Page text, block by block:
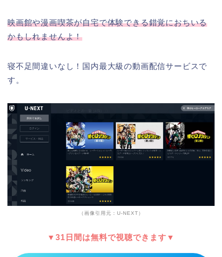
映画館や漫画喫茶が自宅で体験できる錯覚におちいる
かもしれませんよ！
寝不足間違いなし！国内最大級の動画配信サービスで
す。
（画像引用元：U-NEXT）
▼31日間は無料で視聴できます▼